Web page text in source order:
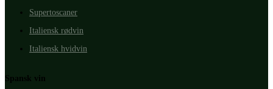
Supertoscaner
Italiensk rødvin
Italiensk hvidvin
Spansk vin